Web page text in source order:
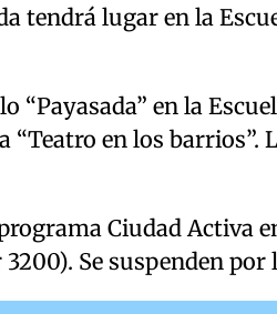
tendrá lugar en la
“Payasada” en la
en los barrios”.
Ciudad Activa
Se suspenden por